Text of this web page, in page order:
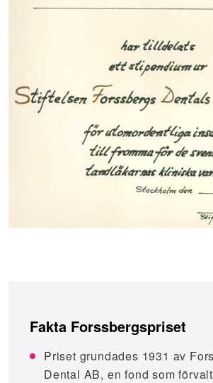
Fakta Forssbergspriset
Priset grundades 1931 av
Dental AB, en fond som